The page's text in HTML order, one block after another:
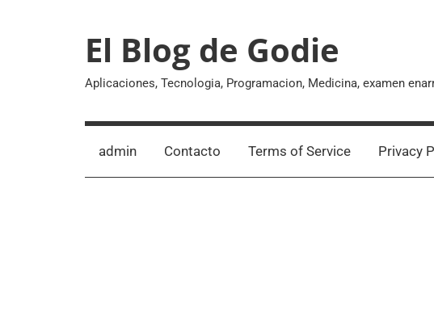
El Blog de Godie
Aplicaciones, Tecnologia, Programacion, Medicina, examen
admin Contacto Terms of Service Privacy